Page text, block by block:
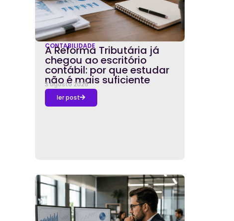
CONTABILIDADE
A Reforma Tributária já
chegou ao escritório
contábil: por que estudar
não é mais suficiente
3 agosto 2026
ler post